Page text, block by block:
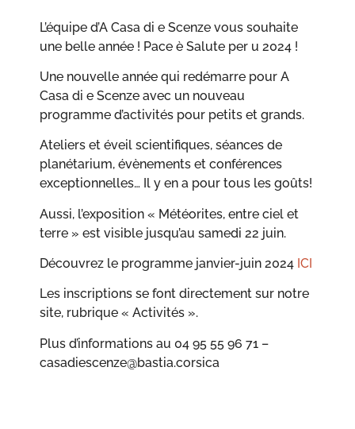
L’équipe d’A Casa di e Scenze vous souhaite
une belle année ! Pace è Salute per u 2024 !
Une nouvelle année qui redémarre pour A
Casa di e Scenze avec un nouveau
programme d’activités pour petits et grands.
Ateliers et éveil scientifiques, séances de
planétarium, évènements et conférences
exceptionnelles… Il y en a pour tous les goûts!
Aussi, l’exposition « Météorites, entre ciel et
terre » est visible jusqu’au samedi 22 juin.
Découvrez le programme janvier-juin 2024 ICI
Les inscriptions se font directement sur notre
site, rubrique « Activités ».
Plus d’informations au 04 95 55 96 71 –
casadiescenze@bastia.corsica